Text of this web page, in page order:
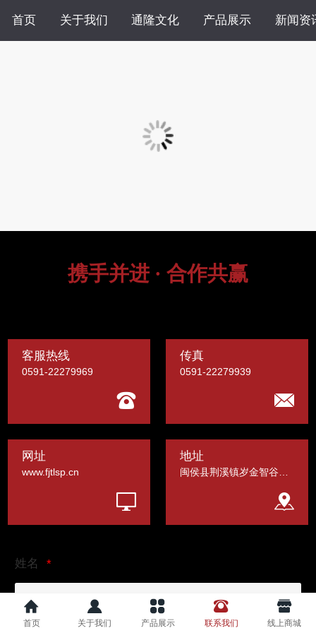
首页 关于我们 通隆文化 产品展示 新闻资
携手并进 · 合作共赢
客服热线
0591-22279969
传真
0591-22279939
网址
www.fjtlsp.cn
地址
闽侯县荆溪镇岁金智谷大健康食品产业园
姓名
首页 关于我们 产品展示 联系我们 线上商城